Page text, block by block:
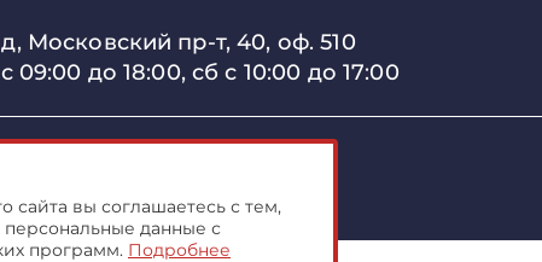
Московский пр-т, 40, оф. 510
09:00 до18:00, сб с 10:00 до 17:00
вы соглашаетесь с тем,
данные с
программ. Подробнее